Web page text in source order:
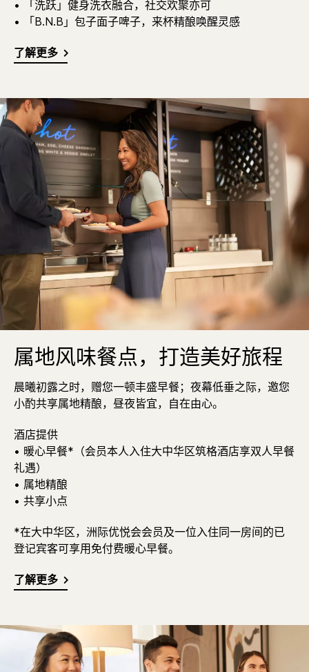
• 「洗跃」健身洗衣融合，社交欢聚亦可
• 「B.N.B」包子面子啤子，来杯精酿唤醒灵感
了解更多
属地风味餐点，打造美好旅程
晨曦初露之时，赠您一顿丰盛早餐；夜幕低垂之际，邀您
小酌共享属地精酿，昼夜皆宜，自在由心。
酒店提供
• 暖心早餐*（会员本人入住大中华区筑格酒店享双人早餐
礼遇）
• 属地精酿
• 共享小点
*在大中华区，洲际优悦会会员及一位入住同一房间的已
登记宾客可享用免付费暖心早餐。
了解更多